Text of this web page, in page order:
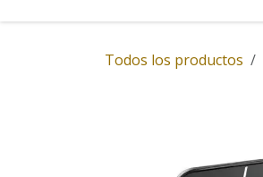
Todos los productos